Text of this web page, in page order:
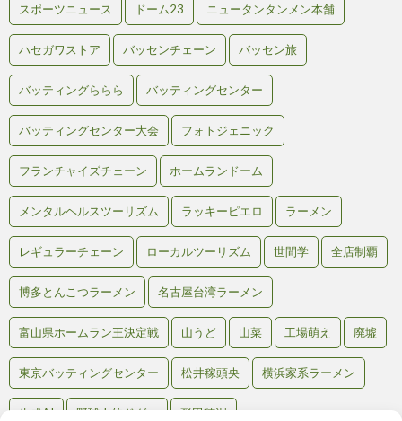
スポーツニュース ドーム23 ニュータンタンメン本舗
ハセガワストア バッセンチェーン バッセン旅
バッティングららら バッティングセンター
バッティングセンター大会 フォトジェニック
フランチャイズチェーン ホームランドーム
メンタルヘルスツーリズム ラッキーピエロ ラーメン
レギュラーチェーン ローカルツーリズム 世間学 全店制覇
博多とんこつラーメン 名古屋台湾ラーメン
富山県ホームラン王決定戦 山うど 山菜 工場萌え 廃墟
東京バッティングセンター 松井稼頭央 横浜家系ラーメン
生成AI 野球人的ドグマ 飛田穂洲